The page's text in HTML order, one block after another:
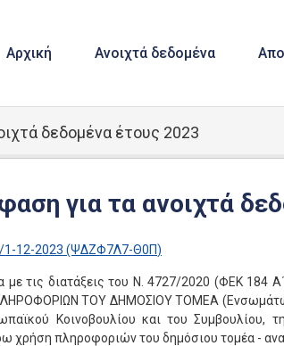
Αρχική Ανοιχτά δεδομένα
δεδομένα έτους 2023
για τα ανοιχτά
/1-12-2023 (ΨΔΖΦ7Λ7-Θ0Π)
τις διατάξεις του Ν. 4727/2020 (ΦΕΚ 184
ΤΟΥ ΔΗΜΟΣΙΟΥ ΤΟΜΕΑ
Κοινοβουλίου και του Συμβουλίου,
χρήση πληροφοριών του δημόσιου τομέα -